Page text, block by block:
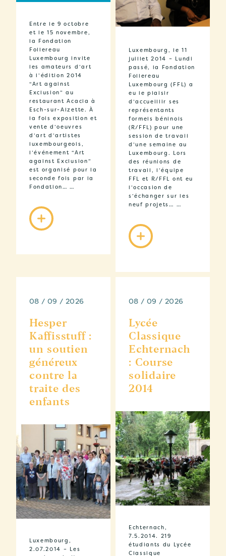
Entre le 9 octobre
et le 15 novembre,
la Fondation
Follereau
Luxembourg invite
les amateurs d’art
à l’édition 2014
“Art against
Exclusion” au
restaurant Acacia à
Esch-sur-Alzette. À
la fois exposition et
vente d’oeuvres
d’art d’artistes
luxembourgeois,
l’événement “Art
against Exclusion”
est organisé pour la
seconde fois par la
Fondation… …
Luxembourg, le 11
juillet 2014 – Lundi
passé, la Fondation
Follereau
Luxembourg (FFL) a
eu le plaisir
d’accueillir ses
représentants
formels béninois
(R/FFL) pour une
session de travail
d’une semaine au
Luxembourg. Lors
des réunions de
travail, l’équipe
FFL et R/FFL ont eu
l’occasion de
s’échanger sur les
neuf projets… …
08 / 09 / 2026
Hesper
Kaffisstuff :
un soutien
généreux
contre la
traite des
enfants
Luxembourg,
2.07.2014 – Les
08 / 09 / 2026
Lycée
Classique
Echternach
: Course
solidaire
2014
Echternach,
7.5.2014. 219
étudiants du Lycée
Classique